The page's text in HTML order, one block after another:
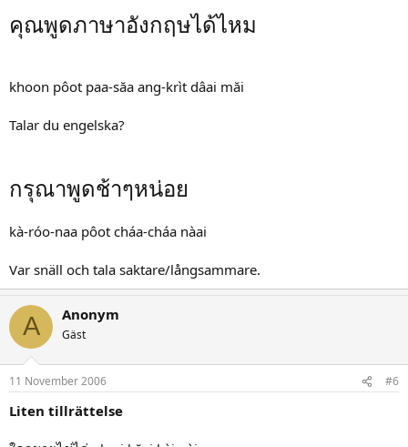
คุณพูดภาษาอังกฤษได้ไหม
khoon pôot paa-săa ang-krìt dâai măi
Talar du engelska?
กรุณาพูดช้าๆหน่อย
kà-róo-naa pôot cháa-cháa nàai
Var snäll och tala saktare/långsammare.
A Anonym
Gäst
11 November 2006 #6
Liten tillrättelse